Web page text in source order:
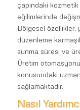
çapındaki
eğilimlerinde
Bölgesel özellikler,
düzenleme
sunma süresi ve
Üretim
konusundaki
sağlamaktadır.
Nasıl